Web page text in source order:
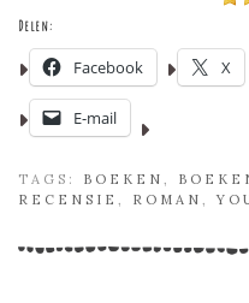
Delen:
Facebook X
E-mail
TAGS: BOEKEN
RECENSIE
ROMAN ,